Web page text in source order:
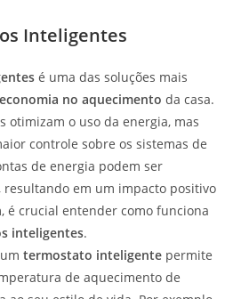
Inteligentes
é uma das soluções mais
economia no aquecimento da casa.
otimizam o uso da energia, mas
controle sobre os sistemas de
de energia podem ser
em um impacto positivo
é crucial entender como funciona
inteligentes.
termostato inteligente permite
de aquecimento de